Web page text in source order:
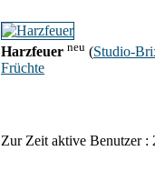
Harzfeuer neu (Studio-
Früchte
Zur Zeit aktive Benutzer :